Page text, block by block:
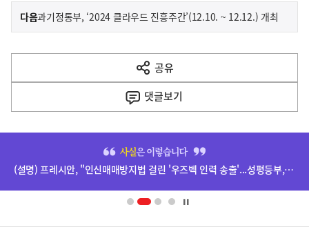
이
전
다
음
다음기
과기정통부, ‘2024 클라우드 진흥주간’(12.10. ~ 12.12.) 개최
공유
열
기
댓글보기
영
(설명) 프레시안, "인신매매방지법 걸린 '우즈벡 인력 송출'...성평등부,노동·법무부에 개선 요청" 관련